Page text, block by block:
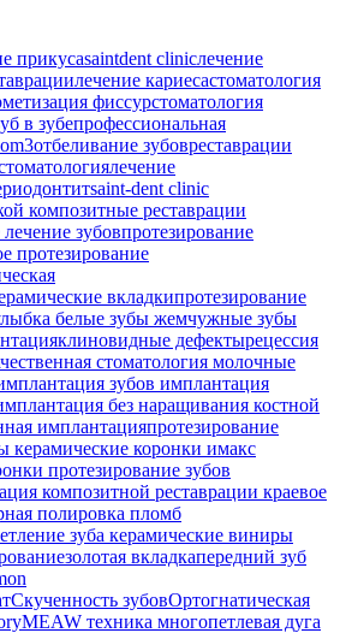
прикусаsaintdent clinicлечение
лечение кариесастоматология
фиссурстоматология
в зубепрофессиональная
отбеливание зубовреставрации
лечение
saint-dent clinic
композитные реставрации
лечение зубовпротезирование
протезирование
вкладкипротезирование
белые зубы жемчужные зубы
клиновидные дефектырецессия
стоматология молочные
зубов имплантация
без наращивания костной
имплантацияпротезирование
керамические коронки имакс
протезирование зубов
композитной реставрации краевое
полировка пломб
зуба керамические виниры
золотая вкладкапередний зуб
Скученность зубовОртогнатическая
MEAW техника многопетлевая дуга